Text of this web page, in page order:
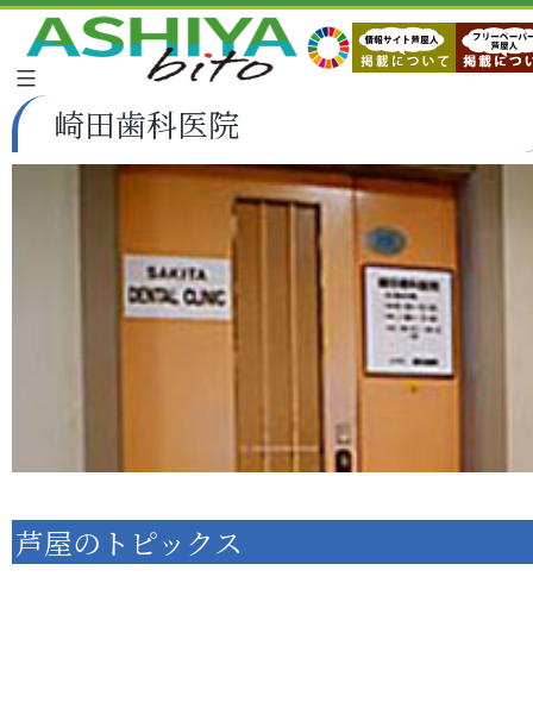
崎田歯科医院
芦屋のトピックス